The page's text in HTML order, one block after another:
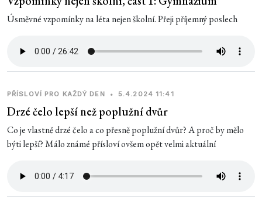
Úsměvné vzpomínky na léta nejen školní. Přeji příjemný poslech
PŘÍSLOVÍ PRO KAŽDÝ DEN • 5.4.2024 11:41
Drzé čelo lepší než poplužní dvůr
Co je vlastně drzé čelo a co přesně poplužní dvůr? A proč by mělo
býti lepší? Málo známé přísloví ovšem opět velmi aktuální